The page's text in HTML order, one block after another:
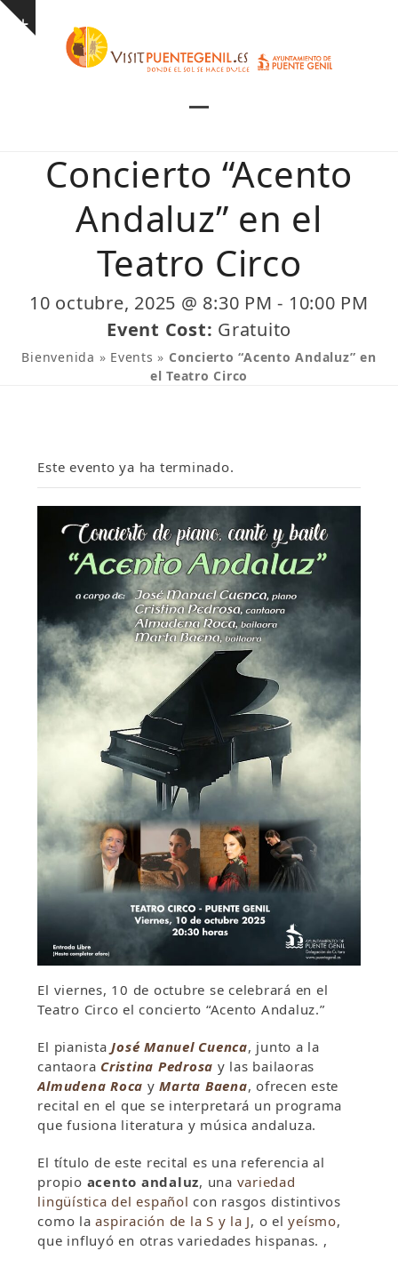
Skip
Show
mobile
menu
mobile
menu
Concierto “Acento
Andaluz” en el
Teatro Circo
10 octubre, 2025 @ 8:30 PM - 10:00 PM
Event Cost: Gratuito
Bienvenida » Events » Concierto “Acento Andaluz” en
el Teatro Circo
Este evento ya ha terminado.
El viernes, 10 de octubre se celebrará en el
Teatro Circo el concierto “Acento Andaluz.”
El pianista José Manuel Cuenca, junto a la
cantaora Cristina Pedrosa y las bailaoras
Almudena Roca yMarta Baena, ofrecen este
recital en el que se interpretará un programa
que fusiona literatura y música andaluza.
El título de este recital es una referencia al
propio acento andaluz, una variedad
lingüística del español con rasgos distintivos
como laaspiración de la S y la J, o elyeísmo,
que influyó en otras variedades hispanas. ,